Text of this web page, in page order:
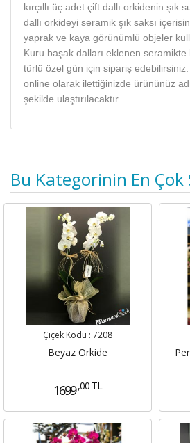
kırçıllı üç adet çift dallı orkidenin şık
dallı orkideyi seramik şık saksı
yaprak ve kaya görünümlü objeler
Kuru başak dalları eklenen seramikte
türlü özel gün için sipariş
online olarak ilettiğinizde ürününüz
şekilde ulaştırılacaktır.
Bu Kategorinin En Çok
Çiçek Kodu : 7208
Beyaz Orkide
1699 ,00 TL